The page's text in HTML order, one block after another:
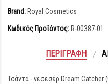
Brand: Royal Cosmetics
Κωδικός Προϊόντος: R-00387-01
ΠΕΡΙΓΡΑΦΉ
Τσάντα - νεσεσέρ Dream Catcher